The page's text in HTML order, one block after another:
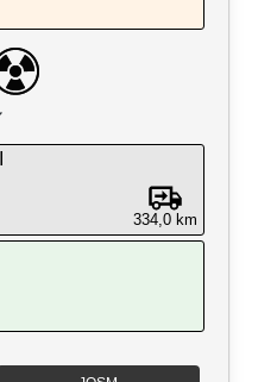
334,0 km